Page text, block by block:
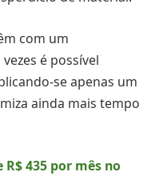
com um
é possível
se apenas um
ainda mais tempo
435 por mês no